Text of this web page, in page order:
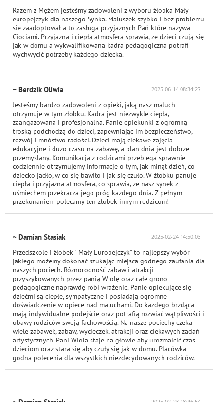
Razem z Mężem jesteśmy zadowoleni z wyboru żłobka Mały
europejczyk dla naszego Synka. Maluszek szybko i bez problemu
sie zaadoptował a to zasługa przyjaznych Pań które nazywa
Ciociami. Przyjazna i ciepła atmosfera sprawia, że dzieci czują się
jak w domu a wykwalifikowana kadra pedagogiczna potrafi
wychwycić potrzeby każdego dziecka.
~ Berdzik Oliwia 2025-06-14 08:34:27
Jesteśmy bardzo zadowoleni z opieki, jaką nasz maluch
otrzymuje w tym żłobku. Kadra jest niezwykle ciepła,
zaangażowana i profesjonalna. Panie opiekunki z ogromną
troską podchodzą do dzieci, zapewniając im bezpieczeństwo,
rozwój i mnóstwo radości. Dzieci mają ciekawe zajęcia
edukacyjne i dużo czasu na zabawę, a plan dnia jest dobrze
przemyślany. Komunikacja z rodzicami przebiega sprawnie –
codziennie otrzymujemy informacje o tym, jak minął dzień, co
dziecko jadło, w co się bawiło i jak się czuło. W żłobku panuje
ciepła i przyjazna atmosfera, co sprawia, że nasz synek z
uśmiechem przekracza jego próg każdego dnia. Z pełnym
przekonaniem polecamy ten żłobek innym rodzicom!
~ Damian Stasiak 2025-02-24 14:50:03
Przedszkole i żłobek " Mały Europejczyk" to najlepszy wybór
jakiego możemy dokonać szukając miejsca godnego zaufania dla
naszych pociech. Różnorodność zabaw i atrakcji
przyszykowanych przez panią Wiolę oraz całe grono
pedagogiczne naprawdę robi wrażenie. Panie opiekujące się
dziećmi są ciepłe, sympatyczne i posiadają ogromne
doświadczenie w opiece nad maluchami. Do każdego brzdąca
mają indywidualne podejście oraz potrafią rozwiać wątpliwości i
obawy rodziców swoją fachowością. Na nasze pociechy czeka
wiele zabawek, zabaw, wycieczek, atrakcji oraz ciekawych zadań
artystycznych. Pani Wiola staje na głowie aby urozmaicić czas
dzieciom oraz stara się aby czuły się jak w domu. Placówka
godna polecenia dla wszystkich niezdecydowanych rodziców.